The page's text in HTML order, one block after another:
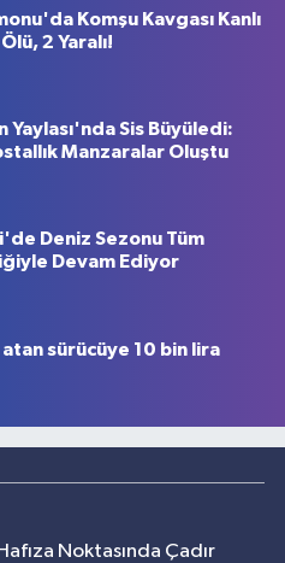
Komşu Kavgası Kanlı
2 Yaralı!
Yaylası'nda Sis Büyüledi:
Manzaralar Oluştu
Deniz Sezonu Tüm
Devam Ediyor
sürücüye 10 bin lira
Noktasında Çadır